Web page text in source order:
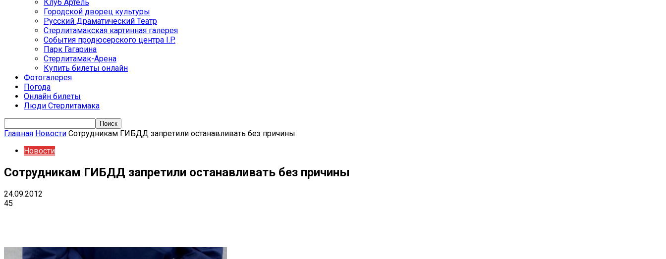
Клуб Артель
Городской дворец культуры
Русский Драматический Театр
Стерлитамакская картинная галерея
События продюсерского центра I.P.
Парк Гагарина
Стерлитамак-Арена
Купить билеты онлайн
Фотогалерея
Погода
Онлайн билеты
Люди Стерлитамака
Главная Новости Сотрудникам ГИБДД запретили останавливать без причины
Новости
Сотрудникам ГИБДД запретили останавливать без причины
24.09.2012
45